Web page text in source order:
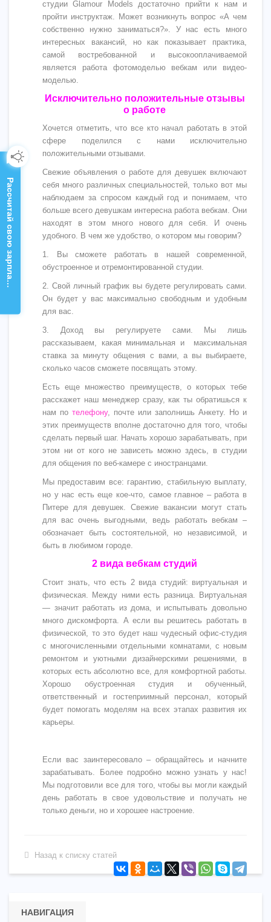
студии Glamour Models достаточно прийти к нам и
пройти инструктаж. Может возникнуть вопрос «А чем
собственно нужно заниматься?». У нас есть много
интересных вакансий, но как показывает практика,
самой востребованной и высокооплачиваемой
является работа фотомоделью вебкам или видео-
моделью.
Исключительно положительные отзывы
о работе
Хочется отметить, что все кто начал работать в этой
сфере поделился с нами исключительно
положительными отзывами.
Свежие объявления о работе для девушек включают
себя много различных специальностей, только вот мы
наблюдаем за спросом каждый год и понимаем, что
больше всего девушкам интересна работа вебкам. Они
находят в этом много нового для себя. И очень
удобного. В чем же удобство, о котором мы говорим?
1. Вы сможете работать в нашей современной,
обустроенное и отремонтированной студии.
2. Свой личный график вы будете регулировать сами.
Он будет у вас максимально свободным и удобным
для вас.
3. Доход вы регулируете сами. Мы лишь
рассказываем, какая минимальная и максимальная
ставка за минуту общения с вами, а вы выбираете,
сколько часов сможете посвящать этому.
Есть еще множество преимуществ, о которых тебе
расскажет наш менеджер сразу, как ты обратишься к
нам по телефону, почте или заполнишь Анкету. Но и
этих преимуществ вполне достаточно для того, чтобы
сделать первый шаг. Начать хорошо зарабатывать, при
этом ни от кого не зависеть можно здесь, в студии
для общения по веб-камере с иностранцами.
Мы предоставим все: гарантию, стабильную выплату,
но у нас есть еще кое-что, самое главное – работа в
Питере для девушек. Свежие вакансии могут стать
для вас очень выгодными, ведь работать вебкам –
обозначает быть состоятельной, но независимой, и
быть в любимом городе.
2 вида вебкам студий
Стоит знать, что есть 2 вида студий: виртуальная и
физическая. Между ними есть разница. Виртуальная
— значит работать из дома, и испытывать довольно
много дискомфорта. А если вы решитесь работать в
физической, то это будет наш чудесный офис-студия
с многочисленными отдельными комнатами, с новым
ремонтом и уютными дизайнерскими решениями, в
которых есть абсолютно все, для комфортной работы.
Хорошо обустроенная студия и обученный,
ответственный и гостеприимный персонал, который
будет помогать моделям на всех этапах развития их
карьеры.
Если вас заинтересовало – обращайтесь и начните
зарабатывать. Более подробно можно узнать у нас!
Мы подготовили все для того, чтобы вы могли каждый
день работать в свое удовольствие и получать не
только деньги, но и хорошее настроение.
Назад к списку статей
НАВИГАЦИЯ
Рассчитай свою зарплату!